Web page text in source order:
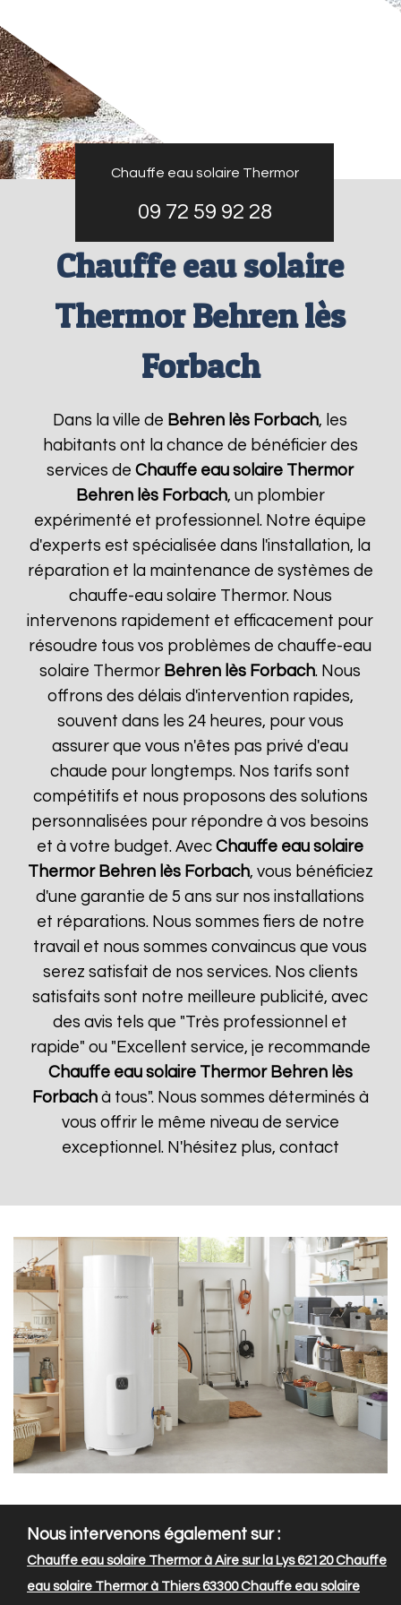
Chauffe eau solaire Thermor
09 72 59 92 28
Chauffe eau solaire
Thermor Behren lès
Forbach
Dans la ville de Behren lès Forbach, les
habitants ont la chance de bénéficier des
services deChauffe eau solaire Thermor
Behren lès Forbach, un plombier
expérimenté et professionnel. Notre équipe
d'experts est spécialisée dans l'installation, la
réparation et la maintenance de systèmes de
chauffe-eau solaire Thermor. Nous
intervenons rapidement et efficacement pour
résoudre tous vos problèmes de chauffe-eau
solaire Thermor Behren lès Forbach. Nous
offrons des délais d'intervention rapides,
souvent dans les 24 heures, pour vous
assurer que vous n'êtes pas privé d'eau
chaude pour longtemps. Nos tarifs sont
compétitifs et nous proposons des solutions
personnalisées pour répondre à vos besoins
et à votre budget. AvecChauffe eau solaire
Thermor Behren lès Forbach, vous bénéficiez
d'une garantie de 5 ans sur nos installations
et réparations. Nous sommes fiers de notre
travail et nous sommes convaincus que vous
serez satisfait de nos services. Nos clients
satisfaits sont notre meilleure publicité, avec
des avis tels que "Très professionnel et
rapide" ou "Excellent service, je recommande
Chauffe eau solaire Thermor Behren lès
Forbachà tous". Nous sommes déterminés à
vous offrir le même niveau de service
exceptionnel. N'hésitez plus, contact
Nous intervenons également sur :
Chauffe eau solaire Thermor à Aire sur la Lys 62120Chauffe
eau solaire Thermor à Thiers 63300Chauffe eau solaire